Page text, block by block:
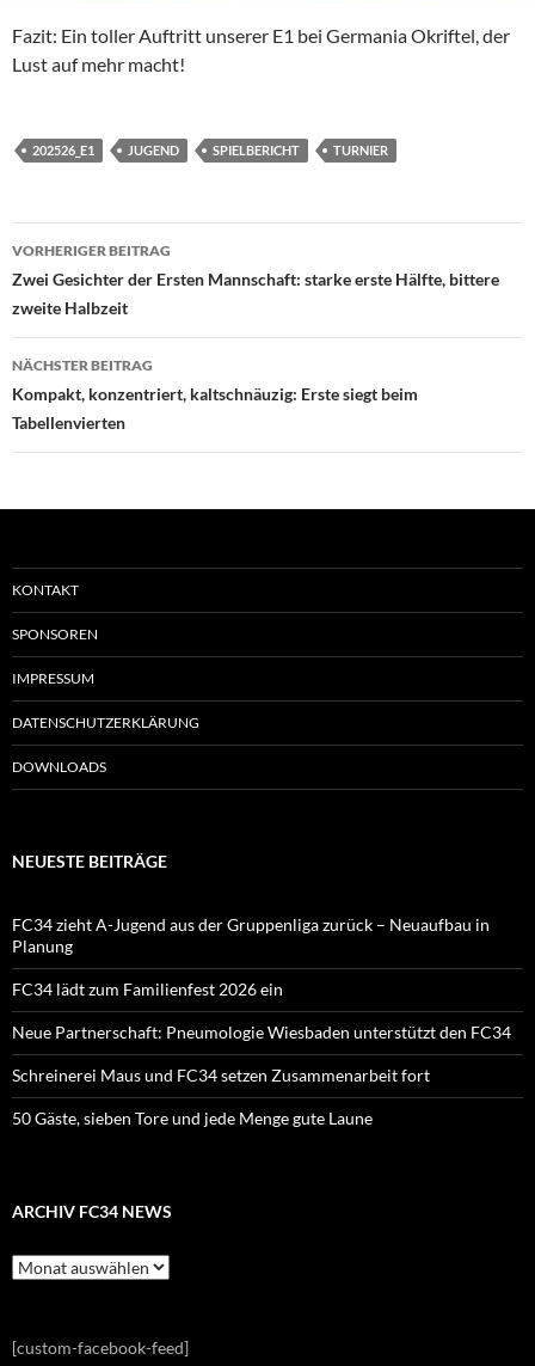
Fazit: Ein toller Auftritt unserer E1 bei Germania Okriftel, der
Lust auf mehr macht!
202526_E1 JUGEND SPIELBERICHT TURNIER
Beitragsnavigation
VORHERIGER BEITRAG
Zwei Gesichter der Ersten Mannschaft: starke erste Hälfte, bittere
zweite Halbzeit
NÄCHSTER BEITRAG
Kompakt, konzentriert, kaltschnäuzig: Erste siegt beim
Tabellenvierten
KONTAKT
SPONSOREN
IMPRESSUM
DATENSCHUTZERKLÄRUNG
DOWNLOADS
NEUESTE BEITRÄGE
FC34 zieht A-Jugend aus der Gruppenliga zurück – Neuaufbau in
Planung
FC34 lädt zum Familienfest 2026 ein
Neue Partnerschaft: Pneumologie Wiesbaden unterstützt den FC34
Schreinerei Maus und FC34 setzen Zusammenarbeit fort
50 Gäste, sieben Tore und jede Menge gute Laune
ARCHIV FC34 NEWS
Archiv
FC34
[custom-facebook-feed]